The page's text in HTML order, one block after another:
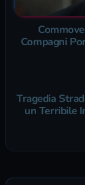
Compagni
Tragedia
un Terribile